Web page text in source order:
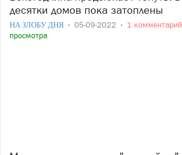
десятки домов пока затоплены
НА ЗЛОБУ ДНЯ 05-09-2022 1 комментарий
просмотра